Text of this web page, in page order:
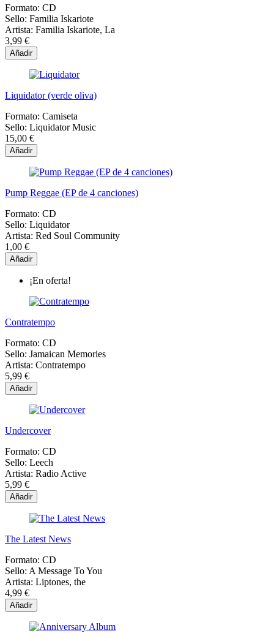
Formato: CD
Sello: Familia Iskariote
Artista: Familia Iskariote, La
3,99 €
Añadir
Liquidator (verde oliva)
Formato: Camiseta
Sello: Liquidator Music
15,00 €
Añadir
Pump Reggae (EP de 4 canciones)
Formato: CD
Sello: Liquidator
Artista: Red Soul Community
1,00 €
Añadir
¡En oferta!
Contratempo
Formato: CD
Sello: Jamaican Memories
Artista: Contratempo
5,99 €
Añadir
Undercover
Formato: CD
Sello: Leech
Artista: Radio Active
5,99 €
Añadir
The Latest News
Formato: CD
Sello: A Message To You
Artista: Liptones, the
4,99 €
Añadir